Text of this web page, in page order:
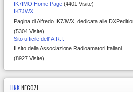
IK7IMO Home Page (4401 Visite)
IK7JWX
Pagina di Alfredo IK7JWX, dedicata alle
(5304 Visite)
Sito ufficile dell' A.R.I.
Il sito della Associazione Radioamatori Italiani
(8927 Visite)
LINK NEGOZI